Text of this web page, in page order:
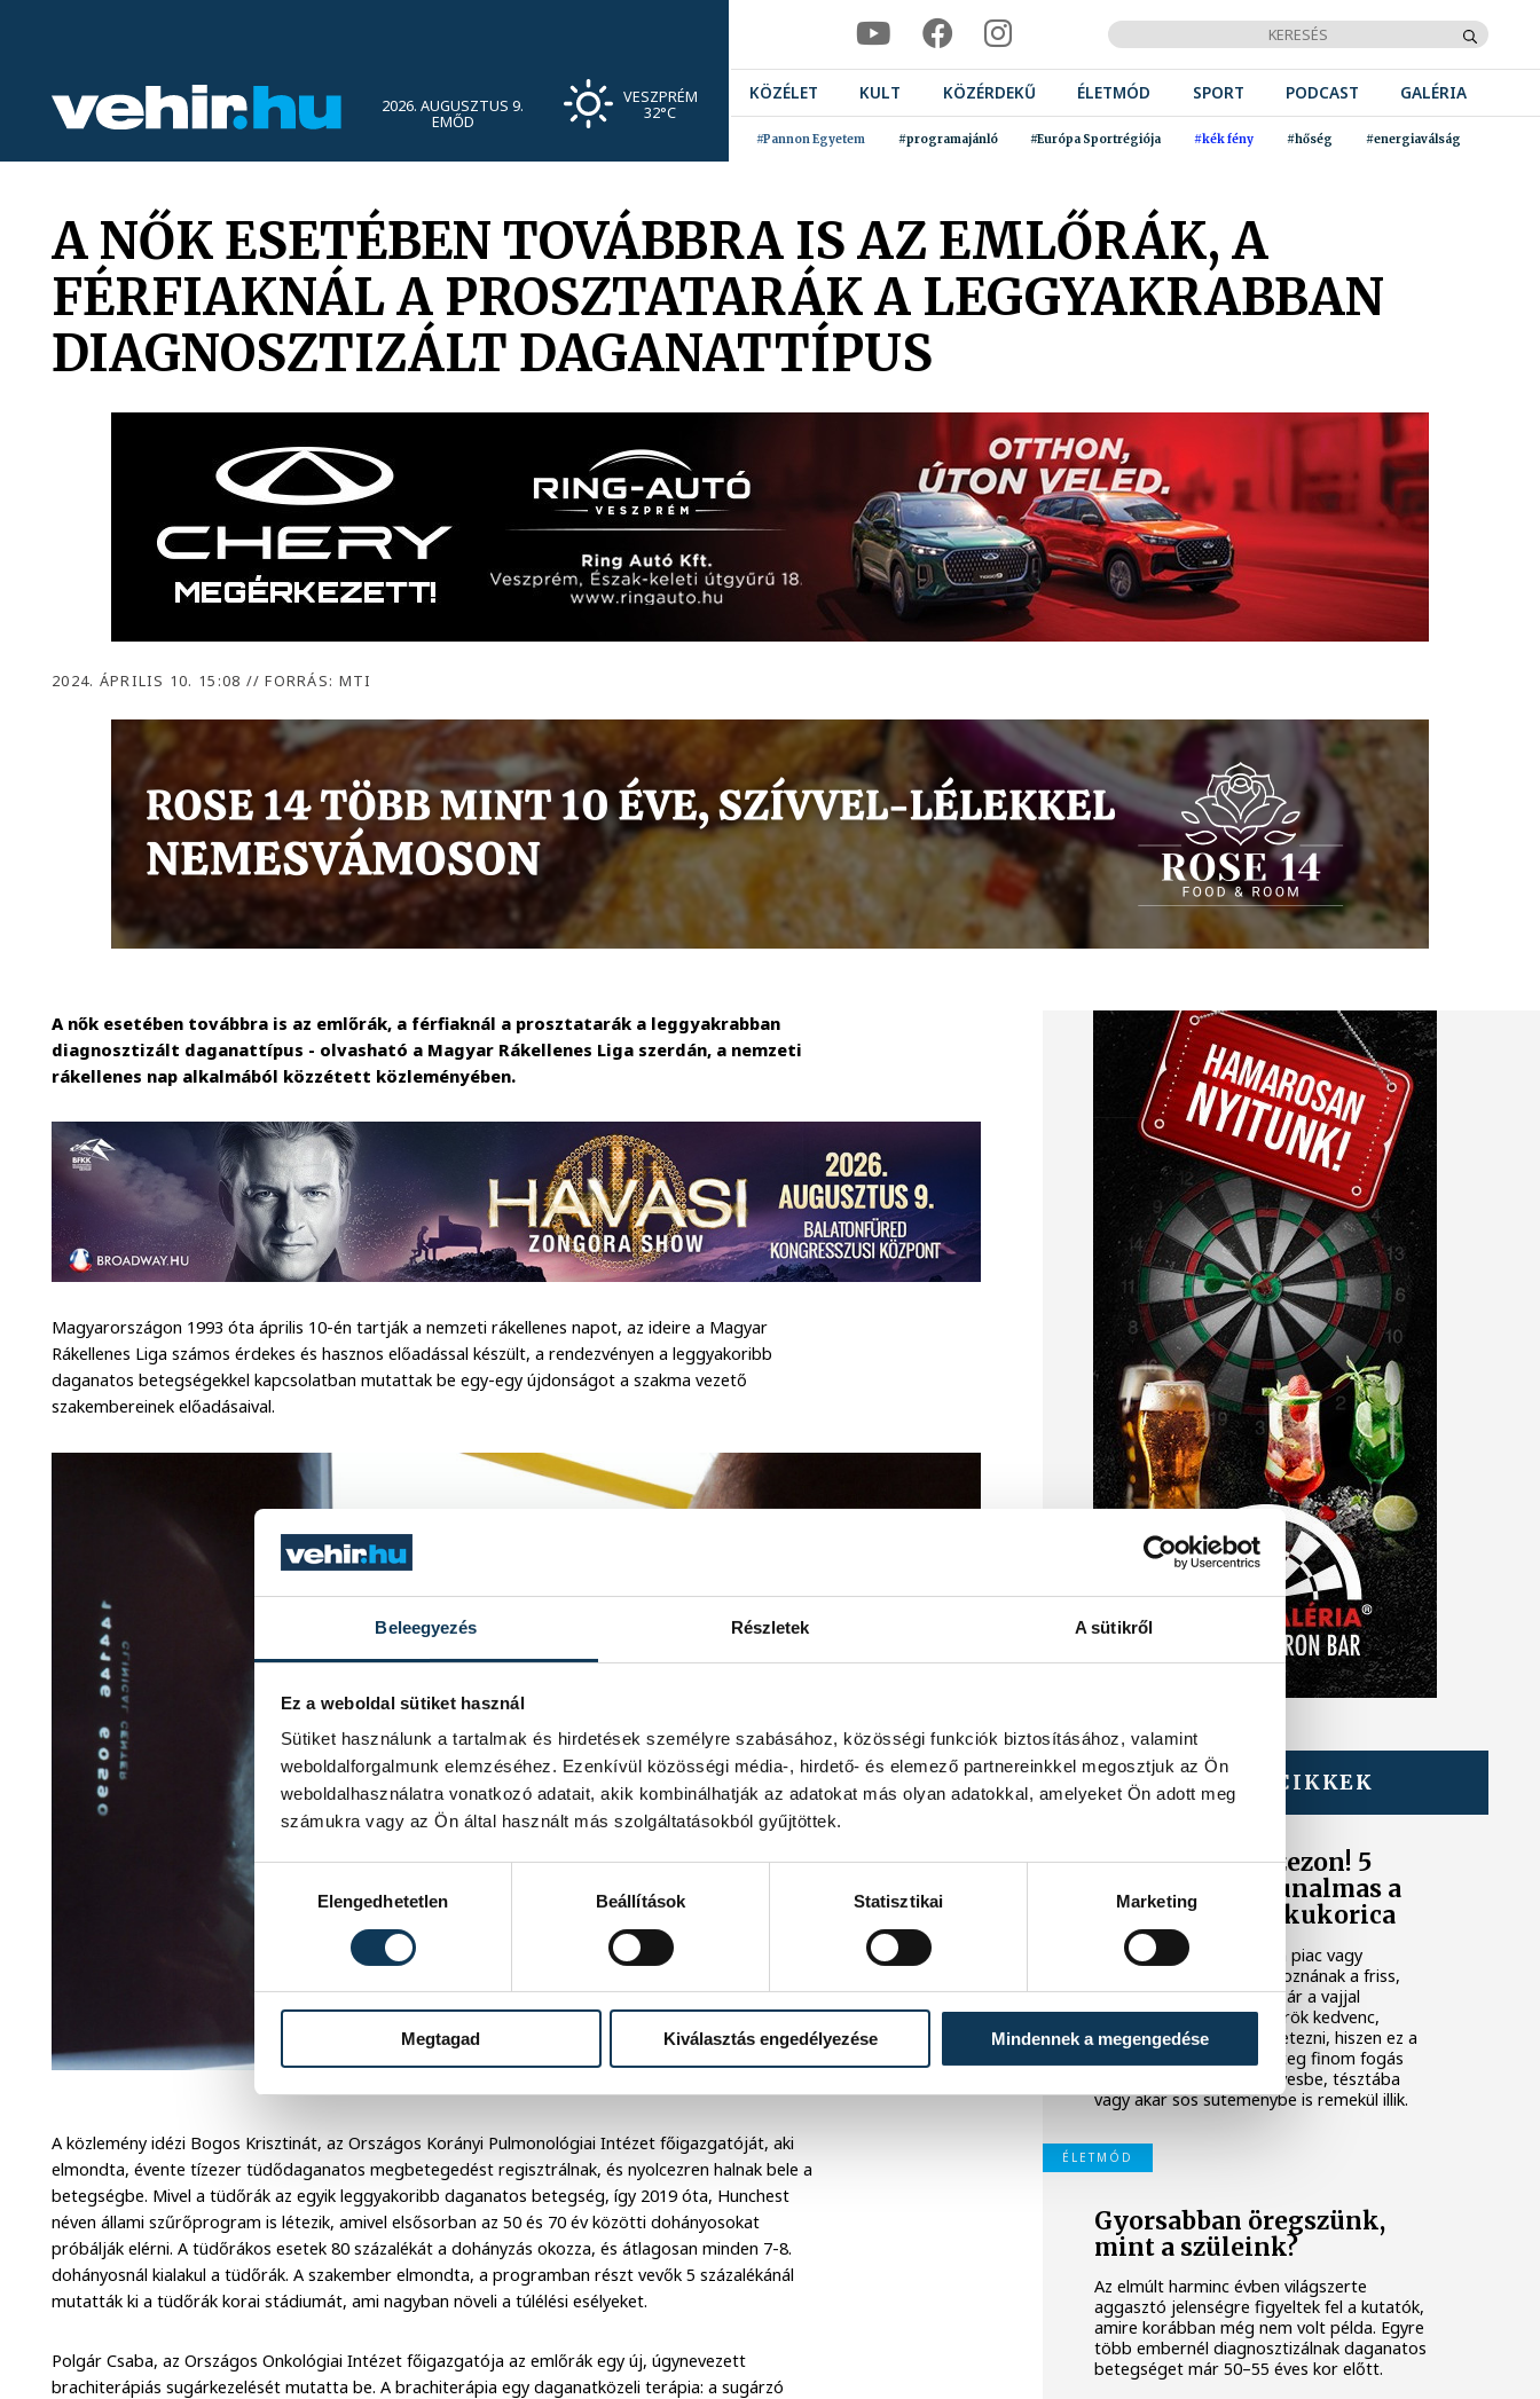
Beleegyezés Részletek A sütikről
Ez a weboldal sütiket használ
Sütiket használunk a tartalmak és hirdetések személyre szabásához, közösségi funkciók biztosításához, valamint
weboldalforgalmunk elemzéséhez. Ezenkívül közösségi média-, hirdető- és elemező partnereinkkel megosztjuk az Ön
weboldalhasználatra vonatkozó adatait, akik kombinálhatják az adatokat más olyan adatokkal, amelyeket Ön adott meg
számukra vagy az Ön által használt más szolgáltatásokból gyűjtöttek.
Hozzájárulás kiválasztása
Elengedhetetlen
Beállítások Statisztikai Marketing
Megtagad Kiválasztás engedélyezése Mindennek a megengedése
2026. AUGUSZTUS 9.
EMŐD
VESZPRÉM
32°C
KÖZÉLET KULT KÖZÉRDEKŰ ÉLETMÓD SPORT PODCAST GALÉRIA
#Pannon Egyetem #programajánló #Európa Sportrégiója #kék fény #hőség #energiaválság
A NŐK ESETÉBEN TOVÁBBRA IS AZ EMLŐRÁK, A
FÉRFIAKNÁL A PROSZTATARÁK A LEGGYAKRABBAN
DIAGNOSZTIZÁLT DAGANATTÍPUS
2024. ÁPRILIS 10. 15:08 // FORRÁS: MTI
A nők esetében továbbra is az emlőrák, a férfiaknál a prosztatarák a leggyakrabban
diagnosztizált daganattípus - olvasható a Magyar Rákellenes Liga szerdán, a nemzeti
rákellenes nap alkalmából közzétett közleményében.
Magyarországon 1993 óta április 10-én tartják a nemzeti rákellenes napot, az ideire a Magyar
Rákellenes Liga számos érdekes és hasznos előadással készült, a rendezvényen a leggyakoribb
daganatos betegségekkel kapcsolatban mutattak be egy-egy újdonságot a szakma vezető
szakembereinek előadásaival.
A közlemény idézi Bogos Krisztinát, az Országos Korányi Pulmonológiai Intézet főigazgatóját, aki
elmondta, évente tízezer tüdődaganatos megbetegedést regisztrálnak, és nyolcezren halnak bele a
betegségbe. Mivel a tüdőrák az egyik leggyakoribb daganatos betegség, így 2019 óta, Hunchest
néven állami szűrőprogram is létezik, amivel elsősorban az 50 és 70 év közötti dohányosokat
próbálják elérni. A tüdőrákos esetek 80 százalékát a dohányzás okozza, és átlagosan minden 7-8.
dohányosnál kialakul a tüdőrák. A szakember elmondta, a programban részt vevők 5 százalékánál
mutatták ki a tüdőrák korai stádiumát, ami nagyban növeli a túlélési esélyeket.
Polgár Csaba, az Országos Onkológiai Intézet főigazgatója az emlőrák egy új, úgynevezett
brachiterápiás sugárkezelését mutatta be. A brachiterápia egy daganatközeli terápia: a sugárzó
TOVÁBBI CIKKEK
ÉLETMÓD
Itt a kukoricaszezon! 5
recept, ha már unalmas a
klasszikus főtt kukorica
Nyáron szinte nincs olyan piac vagy
zöldséges, ahol ne sorakoznának a friss,
zsenge kukoricacsövek. Bár a vajjal
megkent, főtt kukorica örök kedvenc,
érdemes egy kicsit kísérletezni, hiszen ez a
sokoldalú zöldség rengeteg finom fogás
alapja lehet. Salátába, levesbe, tésztába
vagy akár sós süteménybe is remekül illik.
ÉLETMÓD
Gyorsabban öregszünk,
mint a szüleink?
Az elmúlt harminc évben világszerte
aggasztó jelenségre figyeltek fel a kutatók,
amire korábban még nem volt példa. Egyre
több embernél diagnosztizálnak daganatos
betegséget már 50–55 éves kor előtt.